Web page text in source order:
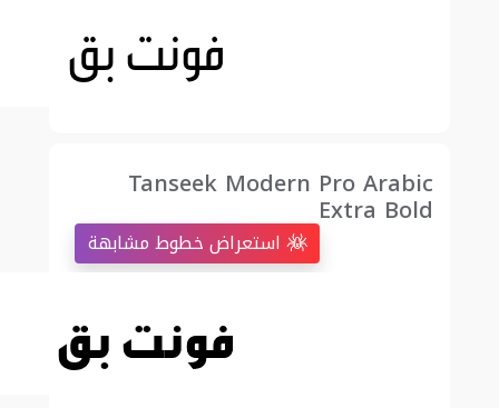
Tanseek Modern Pro Arabic
Extra Bold